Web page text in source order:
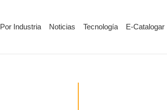
Por Industria Noticias Tecnología E-Catalogar